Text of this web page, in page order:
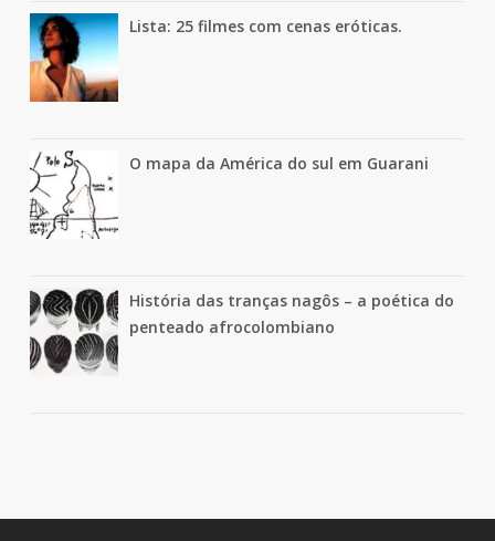
Lista: 25 filmes com cenas eróticas.
O mapa da América do sul em Guarani
História das tranças nagôs – a poética do
penteado afrocolombiano